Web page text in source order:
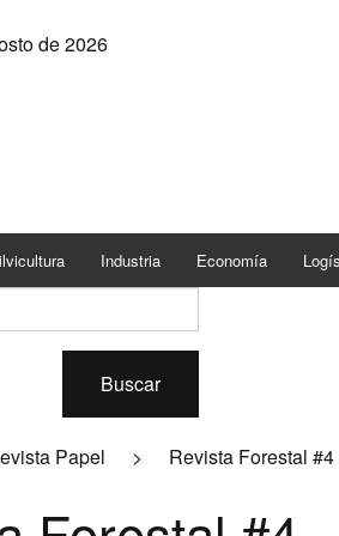
de 2026
Industria Economía
Buscar
Papel > Revista Forestal #4